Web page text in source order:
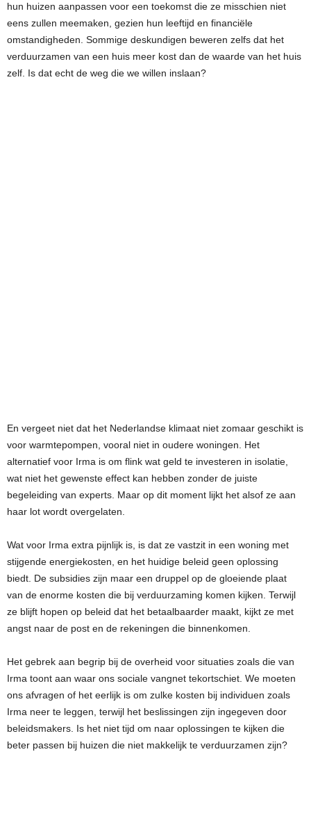
hun huizen aanpassen voor een toekomst die ze misschien niet
eens zullen meemaken, gezien hun leeftijd en financiële
omstandigheden. Sommige deskundigen beweren zelfs dat het
verduurzamen van een huis meer kost dan de waarde van het huis
zelf. Is dat echt de weg die we willen inslaan?
En vergeet niet dat het Nederlandse klimaat niet zomaar geschikt is
voor warmtepompen, vooral niet in oudere woningen. Het
alternatief voor Irma is om flink wat geld te investeren in isolatie,
wat niet het gewenste effect kan hebben zonder de juiste
begeleiding van experts. Maar op dit moment lijkt het alsof ze aan
haar lot wordt overgelaten.
Wat voor Irma extra pijnlijk is, is dat ze vastzit in een woning met
stijgende energiekosten, en het huidige beleid geen oplossing
biedt. De subsidies zijn maar een druppel op de gloeiende plaat
van de enorme kosten die bij verduurzaming komen kijken. Terwijl
ze blijft hopen op beleid dat het betaalbaarder maakt, kijkt ze met
angst naar de post en de rekeningen die binnenkomen.
Het gebrek aan begrip bij de overheid voor situaties zoals die van
Irma toont aan waar ons sociale vangnet tekortschiet. We moeten
ons afvragen of het eerlijk is om zulke kosten bij individuen zoals
Irma neer te leggen, terwijl het beslissingen zijn ingegeven door
beleidsmakers. Is het niet tijd om naar oplossingen te kijken die
beter passen bij huizen die niet makkelijk te verduurzamen zijn?